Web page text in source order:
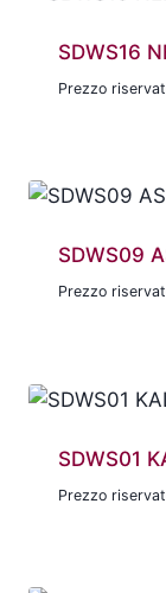
SDWS16
Prezzo
SDWS09
Prezzo
SDWS01
Prezzo